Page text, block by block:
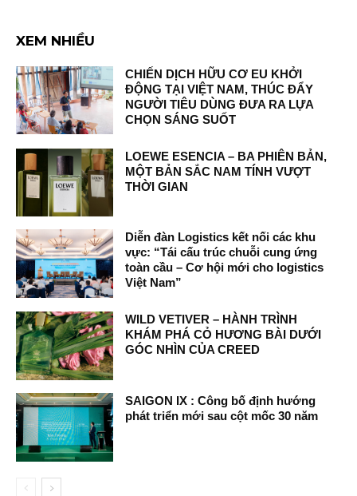
XEM NHIỀU
CHIẾN DỊCH HỮU CƠ EU KHỞI
ĐỘNG TẠI VIỆT NAM, THÚC ĐẨY
NGƯỜI TIÊU DÙNG ĐƯA RA LỰA
CHỌN SÁNG SUỐT
LOEWE ESENCIA – BA PHIÊN BẢN,
MỘT BẢN SẮC NAM TÍNH VƯỢT
THỜI GIAN
Diễn đàn Logistics kết nối các khu
vực: “Tái cấu trúc chuỗi cung ứng
toàn cầu – Cơ hội mới cho logistics
Việt Nam”
WILD VETIVER – HÀNH TRÌNH
KHÁM PHÁ CỎ HƯƠNG BÀI DƯỚI
GÓC NHÌN CỦA CREED
SAIGON IX : Công bố định hướng
phát triển mới sau cột mốc 30 năm